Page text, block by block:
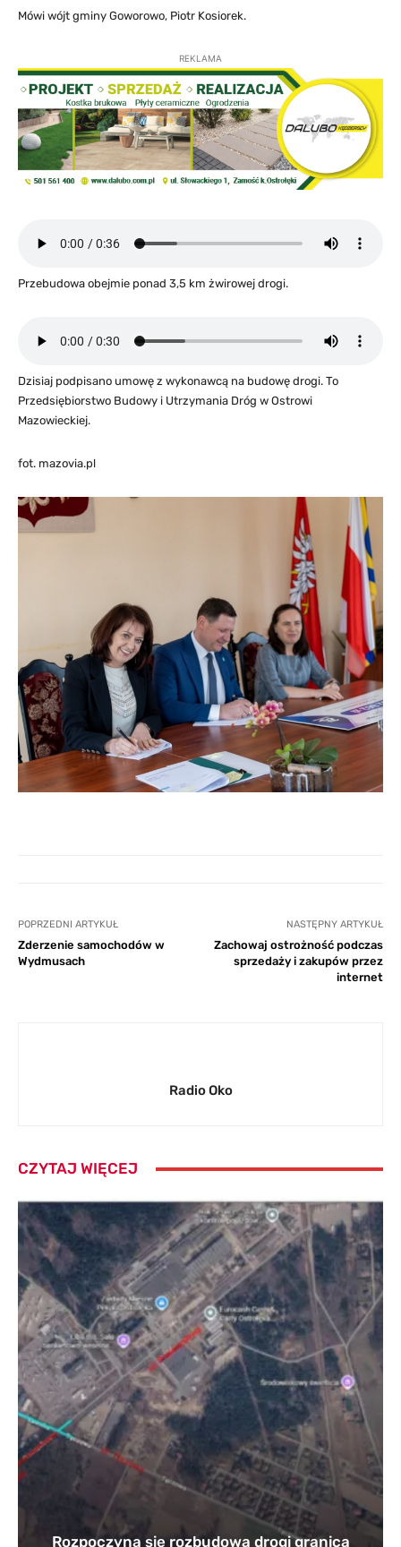
Mówi wójt gminy Goworowo, Piotr Kosiorek.
REKLAMA
Przebudowa obejmie ponad 3,5 km żwirowej drogi.
Dzisiaj podpisano umowę z wykonawcą na budowę drogi. To
Przedsiębiorstwo Budowy i Utrzymania Dróg w Ostrowi
Mazowieckiej.
fot. mazovia.pl
POPRZEDNI ARTYKUŁ
Zderzenie samochodów w
Wydmusach
NASTĘPNY ARTYKUŁ
Zachowaj ostrożność podczas
sprzedaży i zakupów przez
internet
Radio Oko
CZYTAJ WIĘCEJ
Rozpoczyna się rozbudowa drogi granica